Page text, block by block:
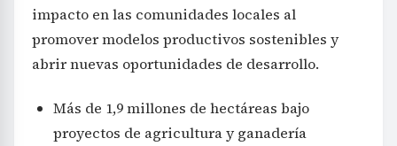
impacto en las comunidades locales al
promover modelos productivos sostenibles y
abrir nuevas oportunidades de desarrollo.
Más de 1,9 millones de hectáreas bajo
proyectos de agricultura y ganadería